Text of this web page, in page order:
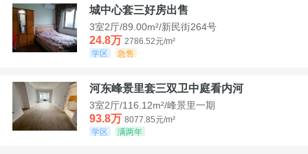
城中心套三好房出售
3室2厅/89.00m²/新民街264号
24.8万 2786.52元/m²
学区
急售
河东峰景里套三双卫中庭看内河
3室2厅/116.12m²/峰景里一期
93.8万 8077.85元/m²
学区
满两年